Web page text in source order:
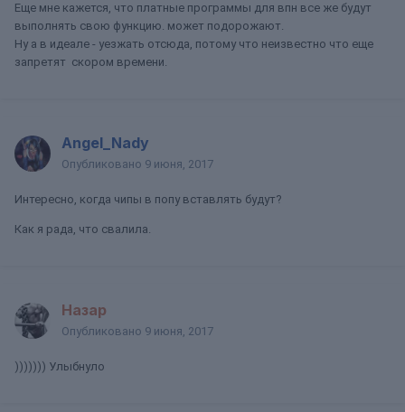
Еще мне кажется, что платные программы для впн все же будут
выполнять свою функцию. может подорожают.
Ну а в идеале - уезжать отсюда, потому что неизвестно что еще
запретят скором времени.
Angel_Nady
Опубликовано 9 июня, 2017
Интересно, когда чипы в попу вставлять будут?
Как я рада, что свалила.
Назар
Опубликовано 9 июня, 2017
))))))) Улыбнуло